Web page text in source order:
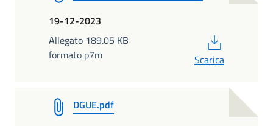
19-12-2023
Allegato 189.05 KB
formato p7m
Scarica
DGUE.pdf